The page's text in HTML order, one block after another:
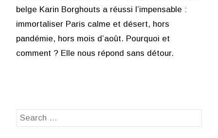
belge Karin Borghouts a réussi l’impensable :
immortaliser Paris calme et désert, hors
pandémie, hors mois d’août. Pourquoi et
comment ? Elle nous répond sans détour.
Search